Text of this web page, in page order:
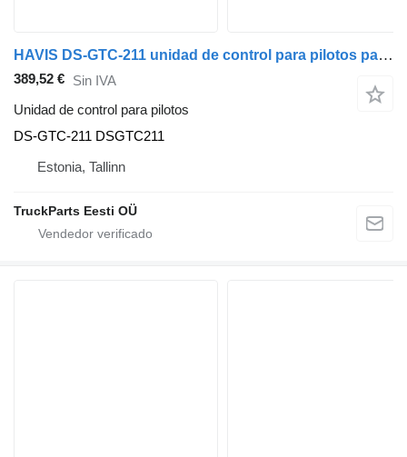
HAVIS DS-GTC-211 unidad de control para pilotos para Scania L,P,G,R,S-series (2016-) cabeza tractora
389,52 € Sin IVA
Unidad de control para pilotos
DS-GTC-211 DSGTC211
Estonia, Tallinn
TruckParts Eesti OÜ